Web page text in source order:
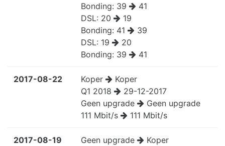
Bonding: 39
41
DSL: 20
19
Bonding: 41
39
DSL: 19
20
Bonding: 39 41
2017-08-22 Koper
Koper
Q1 2018
29-12-2017
Geen upgrade
Geen upgrade
111 Mbit/s
111 Mbit/s
2017-08-19 Geen upgrade
Koper